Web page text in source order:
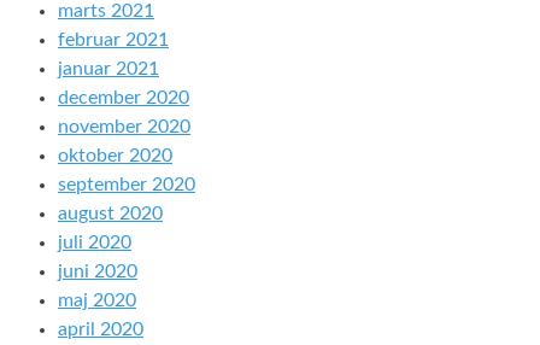
marts 2021
februar 2021
januar 2021
december 2020
november 2020
oktober 2020
september 2020
august 2020
juli 2020
juni 2020
maj 2020
april 2020